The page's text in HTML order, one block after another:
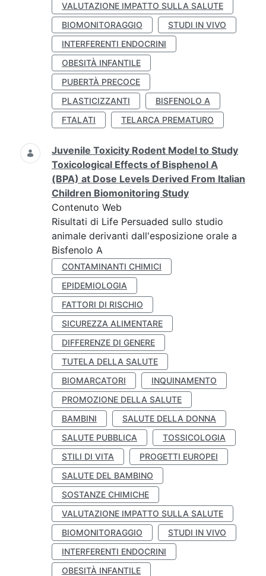
VALUTAZIONE IMPATTO SULLA SALUTE
BIOMONITORAGGIO
STUDI IN VIVO
INTERFERENTI ENDOCRINI
OBESITÀ INFANTILE
PUBERTÀ PRECOCE
PLASTICIZZANTI
BISFENOLO A
FTALATI
TELARCA PREMATURO
Juvenile Toxicity Rodent Model to Study
Toxicological Effects of Bisphenol A
(BPA) at Dose Levels Derived From Italian
Children Biomonitoring Study
Contenuto Web
Risultati di Life Persuaded sullo studio
animale derivanti dall'esposizione orale a
Bisfenolo A
CONTAMINANTI CHIMICI
EPIDEMIOLOGIA
FATTORI DI RISCHIO
SICUREZZA ALIMENTARE
DIFFERENZE DI GENERE
TUTELA DELLA SALUTE
BIOMARCATORI
INQUINAMENTO
PROMOZIONE DELLA SALUTE
BAMBINI
SALUTE DELLA DONNA
SALUTE PUBBLICA
TOSSICOLOGIA
STILI DI VITA
PROGETTI EUROPEI
SALUTE DEL BAMBINO
SOSTANZE CHIMICHE
VALUTAZIONE IMPATTO SULLA SALUTE
BIOMONITORAGGIO
STUDI IN VIVO
INTERFERENTI ENDOCRINI
OBESITÀ INFANTILE